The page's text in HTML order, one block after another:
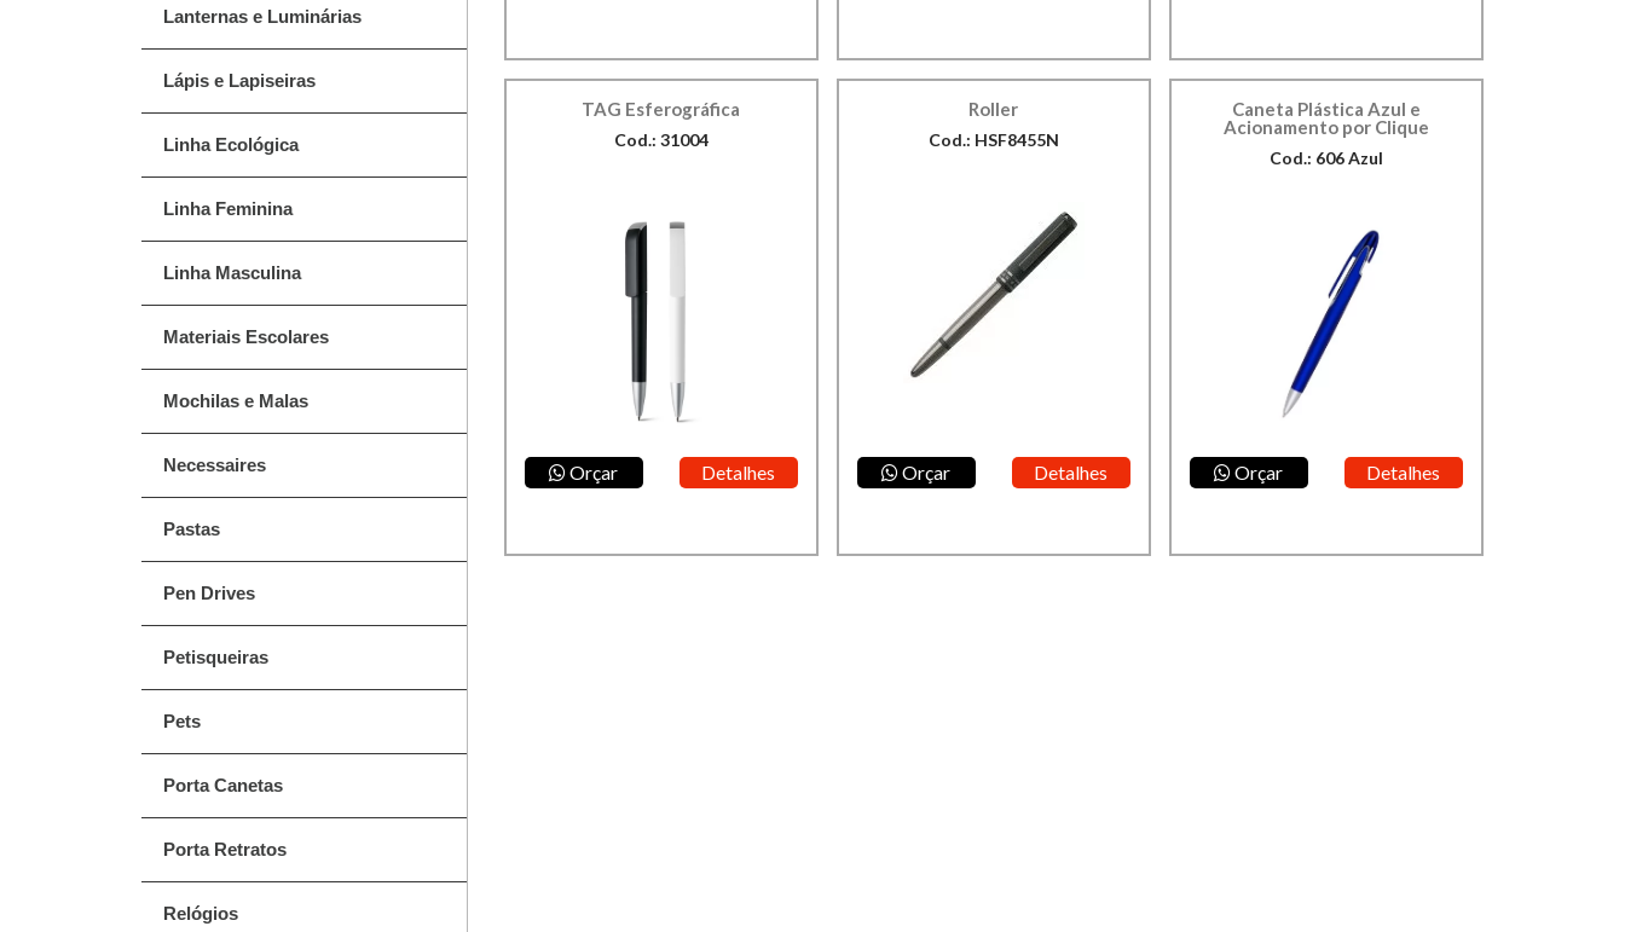
Lanternas e Luminárias
Lápis e Lapiseiras
Linha Ecológica
Linha Feminina
Linha Masculina
Materiais Escolares
Mochilas e Malas
Necessaires
Pastas
Pen Drives
Petisqueiras
Pets
Porta Canetas
Porta Retratos
Relógios
TAG Esferográfica
Cod.: 31004
Orçar Detalhes
Roller
Cod.: HSF8455N
Orçar Detalhes
Caneta Plástica Azul e
Acionamento por Clique
Cod.: 606 Azul
Orçar Detalhes